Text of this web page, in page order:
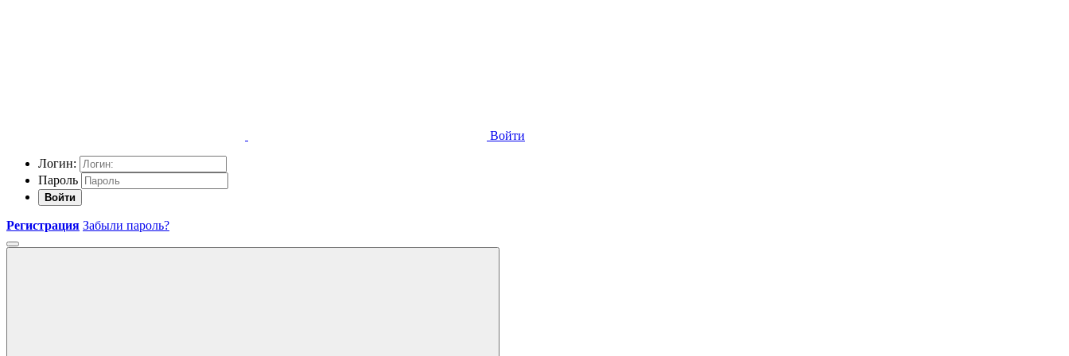
Войти
Логин:
Пароль
Войти
Регистрация Забыли пароль?